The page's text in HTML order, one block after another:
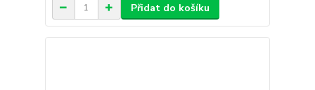
Přidat do košíku